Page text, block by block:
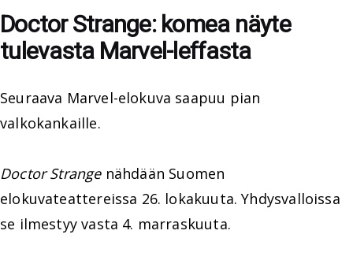
Doctor Strange: komea näyte
tulevasta Marvel-leffasta
Seuraava Marvel-elokuva saapuu pian
valkokankaille.
Doctor Strangenähdään Suomen
elokuvateattereissa 26. lokakuuta. Yhdysvalloissa
se ilmestyy vasta 4. marraskuuta.